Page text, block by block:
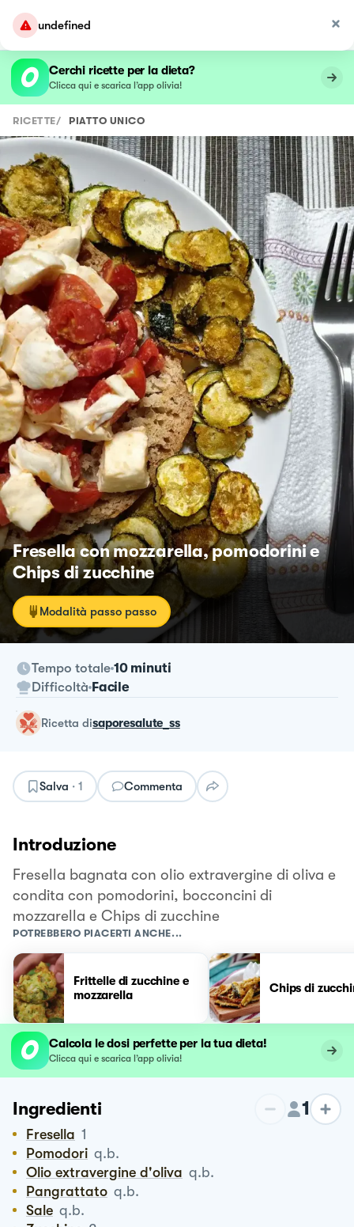
undefined
Cerchi ricette per la dieta?
Clicca qui e scarica l’app olivia!
RICETTE/ PIATTO UNICO
Fresella con mozzarella, pomodorini e
Chips di zucchine
Modalità passo passo
Tempo totale 10 minuti
Difficoltà Facile
ricetta disaporesalute_ss
Salva · 1 Commenta
Introduzione
Fresella bagnata con olio extravergine di oliva e
condita con pomodorini, bocconcini di
mozzarella e Chips di zucchine
POTREBBERO PIACERTI ANCHE...
Frittelle di zucchine e
mozzarella
Chips di
Calcola le dosi perfette per la tua dieta!
Clicca qui e scarica l’app olivia!
Ingredienti 1
Fresella 1
Pomodori q.b.
Olio extravergine d'oliva q.b.
Pangrattato q.b.
Sale q.b.